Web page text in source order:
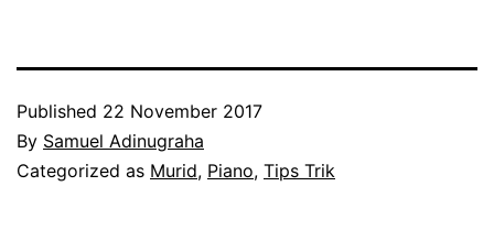
Published 22 November 2017
By Samuel Adinugraha
Categorized as Murid, Piano, Tips Trik